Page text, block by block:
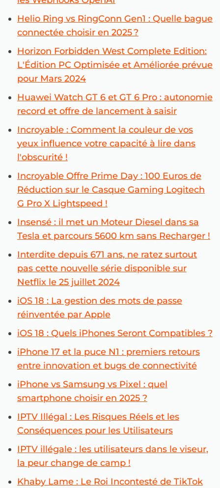
Helio Ring vs RingConn Gen1 : Quelle bague
connectée choisir en 2025 ?
Horizon Forbidden West Complete Edition:
L'Édition PC Optimisée et Améliorée prévue
pour Mars 2024
Huawei Watch GT 6 et GT 6 Pro : autonomie
record et offre de lancement à saisir
Incroyable : Comment la couleur de vos
yeux influence votre capacité à lire dans
l'obscurité !
Incroyable Offre Prime Day : 100 Euros de
Réduction sur le Casque Gaming Logitech
G Pro X Lightspeed !
Insensé : il met un Moteur Diesel dans sa
Tesla et parcours 5600 km sans Recharger !
Interdite depuis 671 ans, ne ratez surtout
pas cette nouvelle série disponible sur
Netflix le 25 juillet 2024
iOS 18 : La gestion des mots de passe
réinventée par Apple
iOS 18 : Quels iPhones Seront Compatibles ?
iPhone 17 et la puce N1 : premiers retours
entre innovation et bugs de connectivité
iPhone vs Samsung vs Pixel : quel
smartphone choisir en 2025 ?
IPTV Illégal : Les Risques Réels et les
Conséquences pour les Utilisateurs
IPTV illégale : les utilisateurs dans le viseur,
la peur change de camp !
Khaby Lame : Le Roi Incontesté de TikTok